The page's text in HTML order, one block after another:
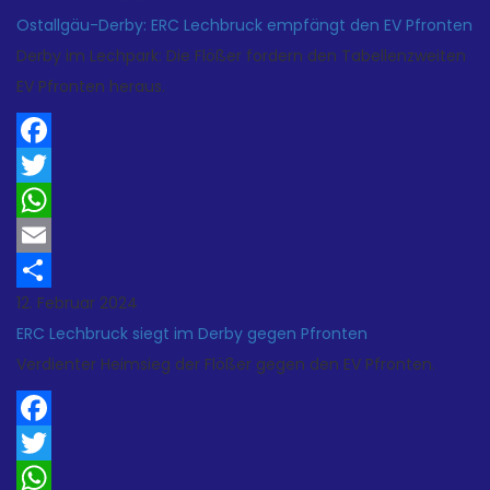
Ostallgäu-Derby: ERC Lechbruck empfängt den EV Pfronten
Derby im Lechpark: Die Flößer fordern den Tabellenzweiten
EV Pfronten heraus.
Facebook
Twitter
WhatsApp
Email
Teilen
12. Februar 2024
ERC Lechbruck siegt im Derby gegen Pfronten
Verdienter Heimsieg der Flößer gegen den EV Pfronten.
Facebook
Twitter